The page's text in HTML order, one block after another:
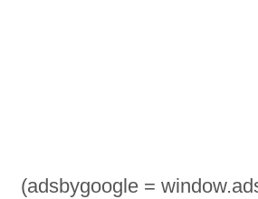
(adsbygoogle =